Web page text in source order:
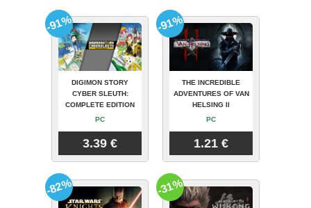
DIGIMON STORY
CYBER SLEUTH:
COMPLETE EDITION
PC
3.39 €
-91%
THE INCREDIBLE
ADVENTURES OF VAN
HELSING II
PC
1.21 €
-91%
-82% -31%